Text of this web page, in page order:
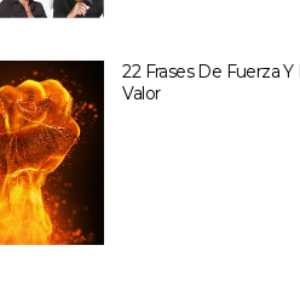
22 Frases De Fuerza Y
Valor